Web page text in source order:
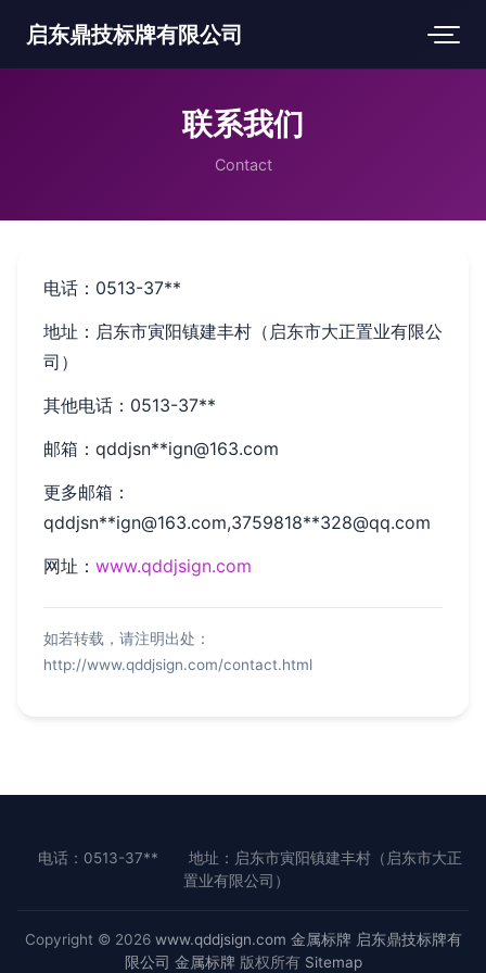
启东鼎技标牌有限公司
联系我们
Contact
电话：0513-37**
地址：启东市寅阳镇建丰村（启东市大正置业有限公
司）
其他电话：0513-37**
邮箱：qddjsn**ign@163.com
更多邮箱：
qddjsn**ign@163.com,3759818**328@qq.com
网址： www.qddjsign.com
如若转载，请注明出处：
http://www.qddjsign.com/contact.html
电话：0513-37**
地址：启东市寅阳镇建丰村（启东市大正
置业有限公司）
Copyright © 2026 www.qddjsign.com 金属标牌 启东鼎技标牌有
限公司 金属标牌 版权所有 Sitemap